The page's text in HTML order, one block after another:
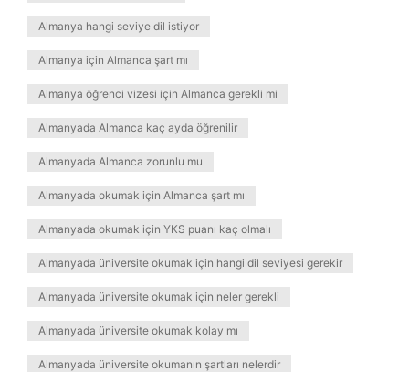
Almanya hangi seviye dil istiyor
Almanya için Almanca şart mı
Almanya öğrenci vizesi için Almanca gerekli mi
Almanyada Almanca kaç ayda öğrenilir
Almanyada Almanca zorunlu mu
Almanyada okumak için Almanca şart mı
Almanyada okumak için YKS puanı kaç olmalı
Almanyada üniversite okumak için hangi dil seviyesi gerekir
Almanyada üniversite okumak için neler gerekli
Almanyada üniversite okumak kolay mı
Almanyada üniversite okumanın şartları nelerdir